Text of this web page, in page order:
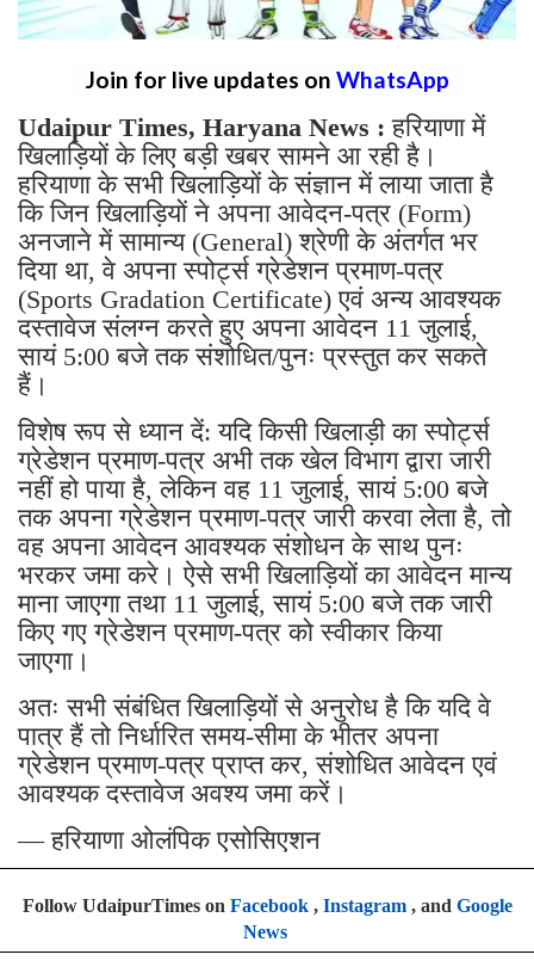
Join for live updates on WhatsApp
Udaipur Times, Haryana News :हरियाणा में
खिलाड़ियों के लिए बड़ी खबर सामने आ रही है।
हरियाणा के सभी खिलाड़ियों के संज्ञान में लाया जाता है
कि जिन खिलाड़ियों ने अपना आवेदन-पत्र (Form)
अनजाने में सामान्य (General) श्रेणी के अंतर्गत भर
दिया था, वे अपना स्पोर्ट्स ग्रेडेशन प्रमाण-पत्र
(Sports Gradation Certificate) एवं अन्य आवश्यक
दस्तावेज संलग्न करते हुए अपना आवेदन 11 जुलाई,
सायं 5:00 बजे तक संशोधित/पुनः प्रस्तुत कर सकते
हैं।
विशेष रूप से ध्यान दें: यदि किसी खिलाड़ी का स्पोर्ट्स
ग्रेडेशन प्रमाण-पत्र अभी तक खेल विभाग द्वारा जारी
नहीं हो पाया है, लेकिन वह 11 जुलाई, सायं 5:00 बजे
तक अपना ग्रेडेशन प्रमाण-पत्र जारी करवा लेता है, तो
वह अपना आवेदन आवश्यक संशोधन के साथ पुनः
भरकर जमा करे। ऐसे सभी खिलाड़ियों का आवेदन मान्य
माना जाएगा तथा 11 जुलाई, सायं 5:00 बजे तक जारी
किए गए ग्रेडेशन प्रमाण-पत्र को स्वीकार किया
जाएगा।
अतः सभी संबंधित खिलाड़ियों से अनुरोध है कि यदि वे
पात्र हैं तो निर्धारित समय-सीमा के भीतर अपना
ग्रेडेशन प्रमाण-पत्र प्राप्त कर, संशोधित आवेदन एवं
आवश्यक दस्तावेज अवश्य जमा करें।
— हरियाणा ओलंपिक एसोसिएशन
Follow UdaipurTimes on Facebook, Instagram, and Google
News